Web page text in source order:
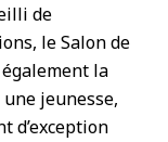
de
le Salon de
la
jeunesse,
d’exception